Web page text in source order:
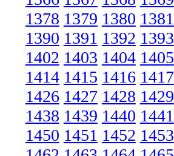
1378 1379 1380 1381
1390 1391 1392 1393
1402 1403 1404 1405
1414 1415 1416 1417
1426 1427 1428 1429
1438 1439 1440 1441
1450 1451 1452 1453